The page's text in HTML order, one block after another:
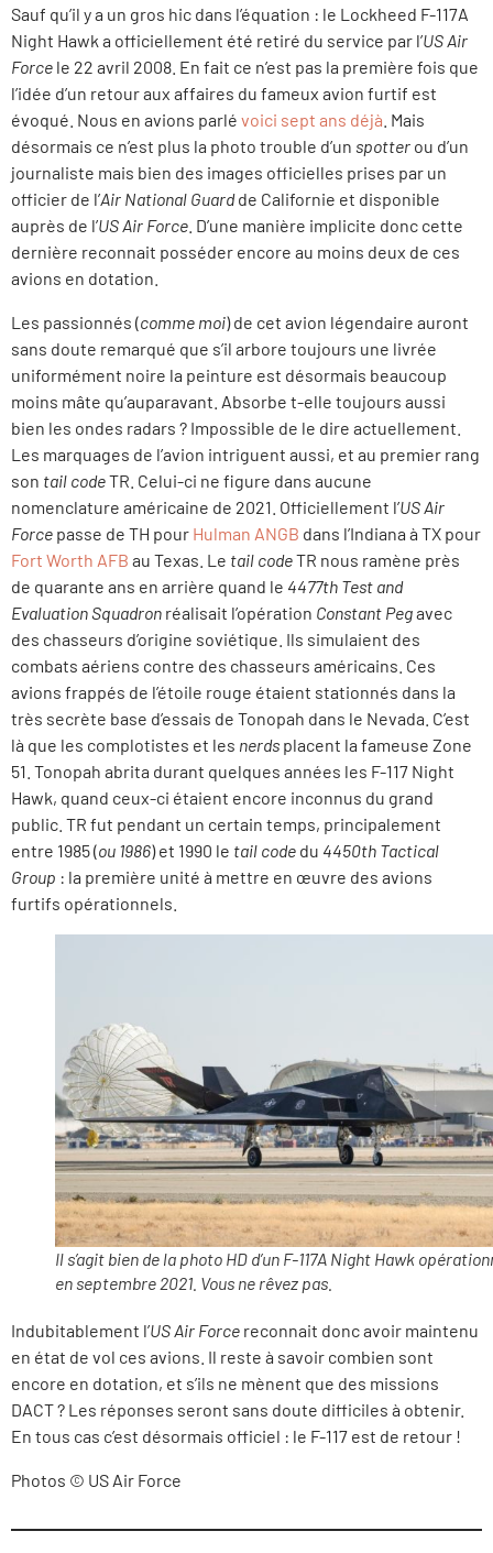
Sauf qu’il y a un gros hic dans l’équation : le Lockheed F-117A
Night Hawk a officiellement été retiré du service par l’US Air
Force le 22 avril 2008. En fait ce n’est pas la première fois que
l’idée d’un retour aux affaires du fameux avion furtif est
évoqué. Nous en avions parlé voici sept ans déjà . Mais
désormais ce n’est plus la photo trouble d’un spotter ou d’un
journaliste mais bien des images officielles prises par un
officier de l’Air National Guardde Californie et disponible
auprès de l’US Air Force . D’une manière implicite donc cette
dernière reconnait posséder encore au moins deux de ces
avions en dotation.
Les passionnés (comme moi) de cet avion légendaire auront
sans doute remarqué que s’il arbore toujours une livrée
uniformément noire la peinture est désormais beaucoup
moins mâte qu’auparavant. Absorbe t-elle toujours aussi
bien les ondes radars ? Impossible de le dire actuellement.
Les marquages de l’avion intriguent aussi, et au premier rang
son tail codeTR. Celui-ci ne figure dans aucune
nomenclature américaine de 2021. Officiellement l’US Air
Force passe de TH pour Hulman ANGB dans l’Indiana à TX pour
Fort Worth AFB au Texas. Le tail codeTR nous ramène près
de quarante ans en arrière quand le 4477th Test and
Evaluation Squadron réalisait l’opération Constant Pegavec
des chasseurs d’origine soviétique. Ils simulaient des
combats aériens contre des chasseurs américains. Ces
avions frappés de l’étoile rouge étaient stationnés dans la
très secrète base d’essais de Tonopah dans le Nevada. C’est
là que les complotistes et les nerds placent la fameuse Zone
51. Tonopah abrita durant quelques années les F-117 Night
Hawk, quand ceux-ci étaient encore inconnus du grand
public. TR fut pendant un certain temps, principalement
entre 1985 (ou 1986) et 1990 le tail code du 4450th Tactical
Group : la première unité à mettre en œuvre des avions
furtifs opérationnels.
Il s’agit bien de la photo HD d’un F-117A Night Hawk
en septembre 2021. Vous ne rêvez pas.
Indubitablement l’US Air Force reconnait donc avoir maintenu
en état de vol ces avions. Il reste à savoir combien sont
encore en dotation, et s’ils ne mènent que des missions
DACT ? Les réponses seront sans doute difficiles à obtenir.
En tous cas c’est désormais officiel : le F-117 est de retour !
Photos © US Air Force